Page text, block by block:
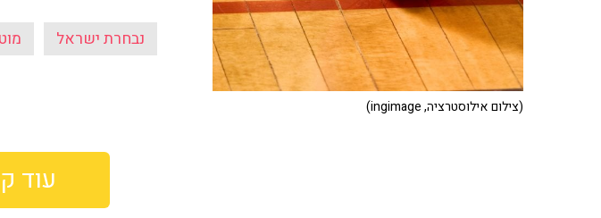
נבחרת ישראל
(צילום אילוסטרציה, ingimage)
עוד